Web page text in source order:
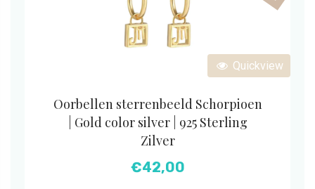
Quickview
Oorbellen sterrenbeeld Schorpioen
| Gold color silver | 925 Sterling
Zilver
€42,00